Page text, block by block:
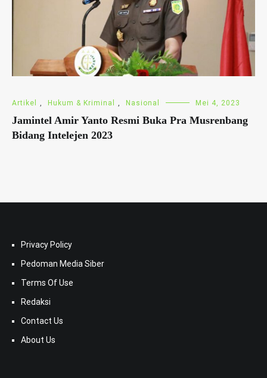
Artikel , Hukum & Kriminal , Nasional Mei 4, 2023
Jamintel Amir Yanto Resmi Buka Pra Musrenbang
Bidang Intelejen 2023
Privacy Policy
Pedoman Media Siber
Terms Of Use
Redaksi
Contact Us
About Us